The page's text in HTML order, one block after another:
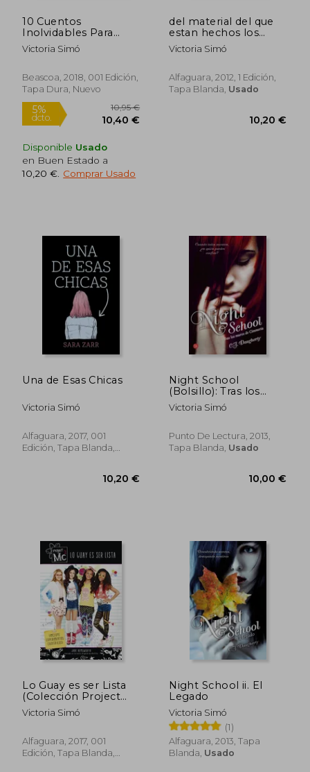
10,20 €
10 Cuentos
Inolvidables Para
Contar en 1 Minuto
Victoria Simó
Beascoa, 2018, 001 Edición,
Tapa Dura, Nuevo
Disponible Usado
en Buen Estado a
10,20 € Comprar Usado
del material del que
estan hechos los
sueños.
Victoria Simó
Alfaguara, 2012, 1 Edición,
Tapa Blanda, Usado
Una de Esas Chicas
Victoria Simó
Alfaguara, 2017, 001
Edición, Tapa Blanda,
Night School
(Bolsillo): Tras los
Muros de Cimmeria
(Formato Grande)
Victoria Simó
Punto De Lectura, 2013,
Tapa Blanda, Usado
Lo Guay es ser Lista
(Colección Project
Mc2)
Victoria Simó
Alfaguara, 2017, 001
Edición, Tapa Blanda,
Night School ii. El
Legado
Victoria Simó
(1)
Alfaguara, 2013, Tapa
Blanda, Usado